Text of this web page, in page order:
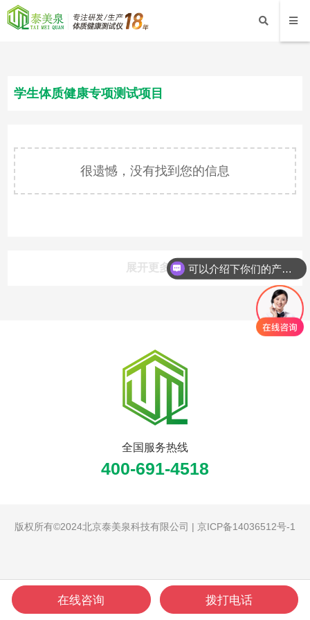
学生体质健康专项测试项目
很遗憾，没有找到您的信息
展开更多
全国服务热线
400-691-4518
版权所有©2024北京泰美泉科技有限公司 | 京ICP备14036512号-1
可以介绍下你们的产品么？
在线咨询 拨打电话